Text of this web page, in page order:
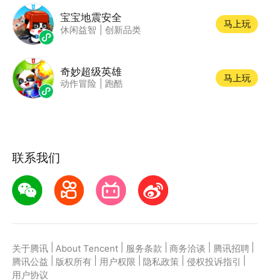
宝宝地震安全
休闲益智 创新品类
马上玩
奇妙超级英雄
动作冒险 跑酷
马上玩
联系我们
关于腾讯 About Tencent 服务条款 商务洽谈 腾讯招聘
腾讯公益
版权所有 用户权限 隐私政策 侵权投诉指引
用户协议